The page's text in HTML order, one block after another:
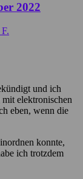
2022
und ich
mit elektronischen
eben, wenn die
konnte,
ich trotzdem